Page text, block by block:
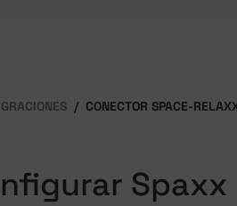
CONECTOR SPACE-
Spaxx